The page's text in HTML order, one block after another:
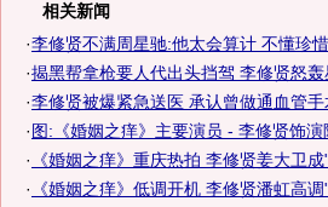
相关新闻
·李修贤不满周星驰:他太会算计 不懂珍
·揭黑帮拿枪要人代出头挡驾 李修贤怒轰
·李修贤被爆紧急送医 承认曾做通血管手
·图:《婚姻之痒》主要演员 - 李修贤饰演
· 《婚姻之痒》重庆热拍 李修贤姜大卫
· 《婚姻之痒》低调开机 李修贤潘虹高